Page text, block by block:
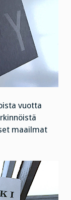
vuotta
maailmat